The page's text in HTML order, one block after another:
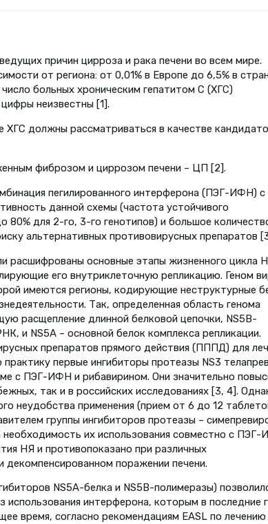
причин цирроза и рака печени во всем мире.
от региона: от 0,01% в Европе до 6,5% в
больных хроническим гепатитом С (ХГС)
неизвестны [1].
должны рассматриваться в качестве
фиброзом и циррозом печени – ЦП [2].
пегилированного интерферона (ПЭГ-ИФН) с
данной схемы (частота устойчивого
80% для 2-го, 3-го генотипов) и большое
альтернативных противовирусных препаратов
расшифрованы основные этапы жизненного цикла
его внутриклеточную репликацию. Геном
имеются регионы, кодирующие неструктурные
Так, определенная область генома
расщепление длинной белковой цепочки, NS5B-
и NS5A – основной белок комплекса репликации.
препаратов прямого действия (ПППД) для
первые ингибиторы протеазы NS3
с ПЭГ-ИФН и рибавирином. Они значительно
так и в российских исследованиях [3, 4].
неудобства применения (прием от 6 до 12
группы ингибиторов протеазы –
их использования совместно с
НЯ и противопоказано при различных
декомпенсированном поражении печени.
NS5A-белка и NS5B-полимеразы)
интерферона, которым в последние
время, согласно рекомендациям EASL по лечению